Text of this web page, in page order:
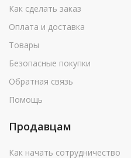
Как сделать заказ
Оплата и доставка
Товары
Безопасные покупки
Обратная связь
Помощь
Продавцам
Как начать сотрудничество